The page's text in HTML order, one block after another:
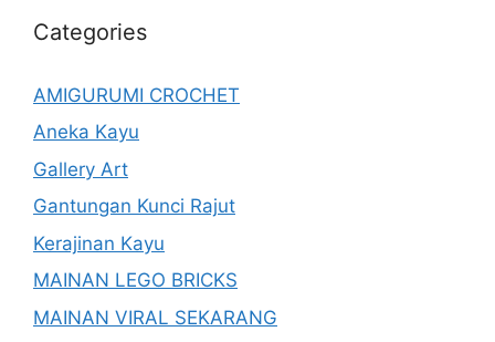
Categories
AMIGURUMI CROCHET
Aneka Kayu
Gallery Art
Gantungan Kunci Rajut
Kerajinan Kayu
MAINAN LEGO BRICKS
MAINAN VIRAL SEKARANG